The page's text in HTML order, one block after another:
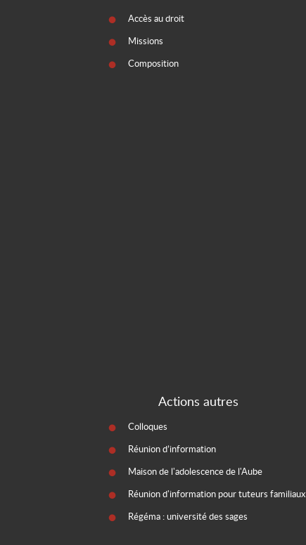
Accès au droit
Missions
Composition
Actions autres
Colloques
Réunion d’information
Maison de l'adolescence de l'Aube
Réunion d'information pour tuteurs familiaux
Régéma : université des sages